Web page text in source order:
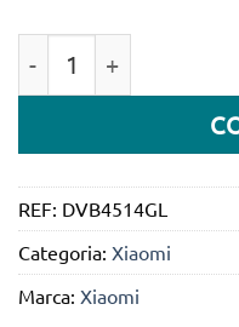
REF: DVB4514GL
Categoria: Xiaomi
Marca: Xiaomi